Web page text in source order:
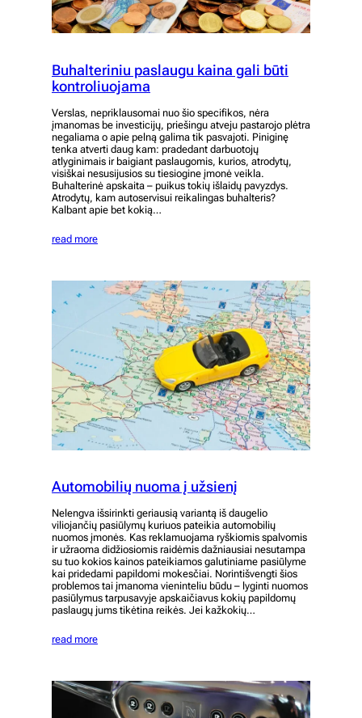
Buhalteriniu paslaugu kaina gali būti
kontroliuojama
Verslas, nepriklausomai nuo šio specifikos, nėra
įmanomas be investicijų, priešingu atveju pastarojo plėtra
negaliama o apie pelną galima tik pasvajoti. Piniginę
tenka atverti daug kam: pradedant darbuotojų
atlyginimais ir baigiant paslaugomis, kurios, atrodytų,
visiškai nesusijusios su tiesiogine įmonė veikla.
Buhalterinė apskaita – puikus tokių išlaidų pavyzdys.
Atrodytų, kam autoservisui reikalingas buhalteris?
Kalbant apie bet kokią…
read more
Automobilių nuoma į užsienį
Nelengva išsirinkti geriausią variantą iš daugelio
viliojančių pasiūlymų kuriuos pateikia automobilių
nuomos įmonės. Kas reklamuojama ryškiomis spalvomis
ir užraoma didžiosiomis raidėmis dažniausiai nesutampa
su tuo kokios kainos pateikiamos galutiniame pasiūlyme
kai pridedami papildomi mokesčiai. Norintišvengti šios
problemos tai įmanoma vieninteliu būdu – lyginti nuomos
pasiūlymus tarpusavyje apskaičiavus kokių papildomų
paslaugų jums tikėtina reikės. Jei kažkokių…
read more